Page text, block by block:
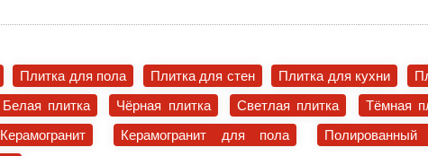
Плитка для пола Плитка для стен Плитка для кухни
Белая плитка Чёрная плитка Светлая плитка Тёмная
Керамогранит Керамогранит для пола Полированный